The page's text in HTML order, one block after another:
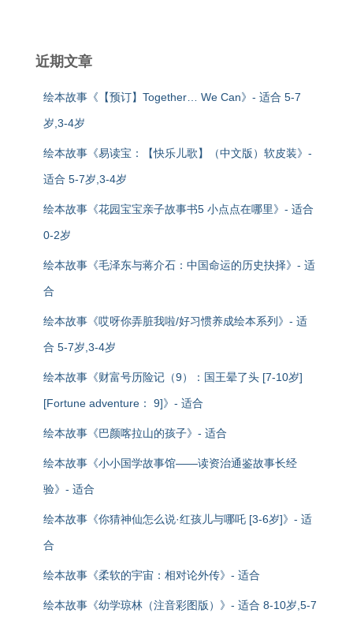
近期文章
绘本故事《【预订】Together… We Can》- 适合 5-7
岁,3-4岁
绘本故事《易读宝：【快乐儿歌】（中文版）软皮装》-
适合 5-7岁,3-4岁
绘本故事《花园宝宝亲子故事书5 小点点在哪里》- 适合
0-2岁
绘本故事《毛泽东与蒋介石：中国命运的历史抉择》- 适
合
绘本故事《哎呀你弄脏我啦/好习惯养成绘本系列》- 适
合 5-7岁,3-4岁
绘本故事《财富号历险记（9）：国王晕了头 [7-10岁]
[Fortune adventure： 9]》- 适合
绘本故事《巴颜喀拉山的孩子》- 适合
绘本故事《小小国学故事馆——读资治通鉴故事长经
验》- 适合
绘本故事《你猜神仙怎么说·红孩儿与哪吒 [3-6岁]》- 适
合
绘本故事《柔软的宇宙：相对论外传》- 适合
绘本故事《幼学琼林（注音彩图版）》- 适合 8-10岁,5-7